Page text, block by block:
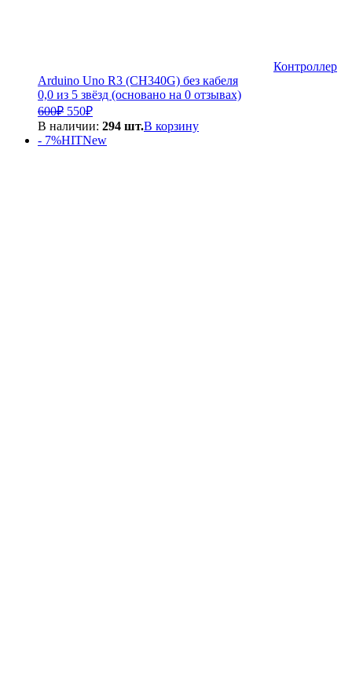
Контроллер
Arduino Uno R3 (CH340G) без кабеля
0,0 из 5 звёзд (основано на 0 отзывах)
600₽ Первоначальная
цена
составляла
550₽Текущая
цена:
550₽.
В наличии: 294 шт.В корзину
- 7%HITNew